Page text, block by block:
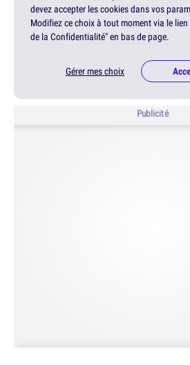
devez accepter les cookies dans vos
Modifiez ce choix à tout moment via le
de la Confidentialité" en bas de page.
Gérer mes choix
Publicité